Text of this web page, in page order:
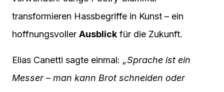
transformieren Hassbegriffe in Kunst – ein
hoffnungsvoller Ausblick für die Zukunft.
Elias Canetti sagte einmal: „Sprache ist ein
Messer – man kann Brot schneiden oder